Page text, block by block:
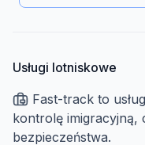
Usługi lotniskowe
Fast-track to
kontrolę imigracyjną,
bezpieczeństwa.